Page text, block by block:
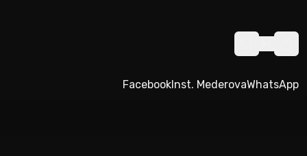
FacebookInst. MederovaWhatsApp